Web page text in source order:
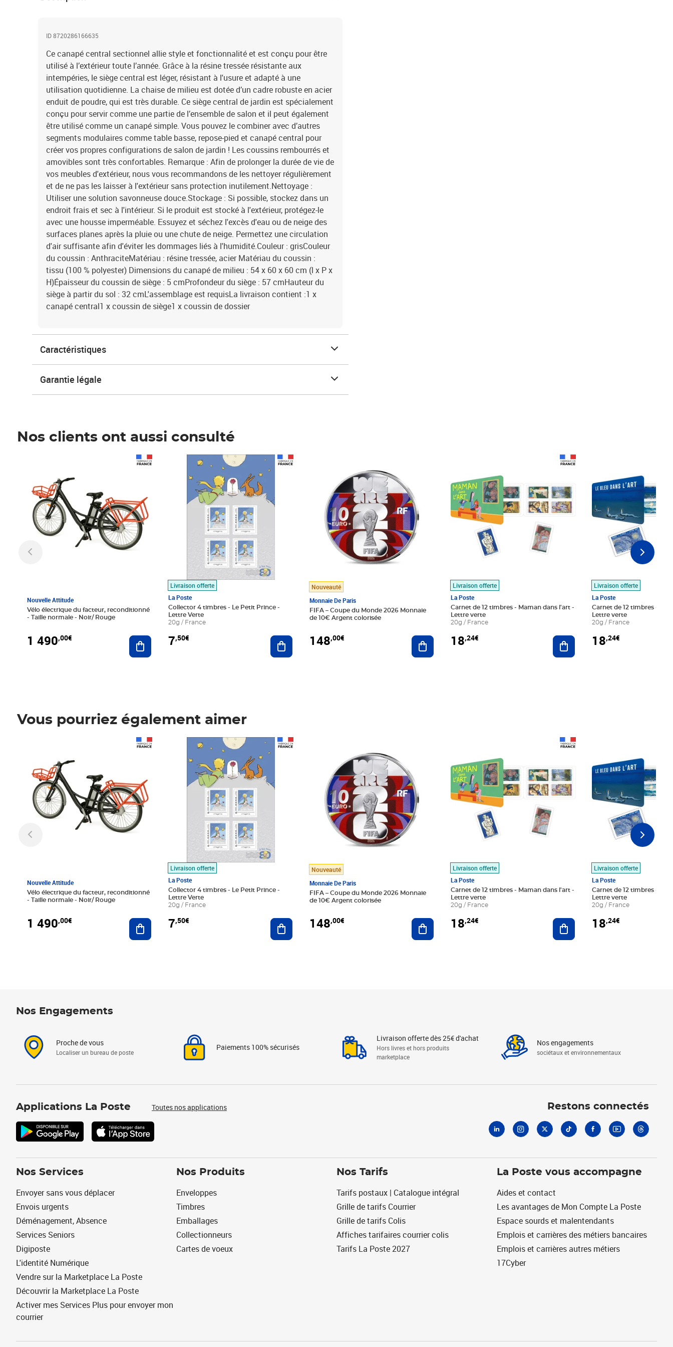
ID 8720286166635
Ce canapé central sectionnel allie style et fonctionnalité et est conçu pour être
utilisé à l’extérieur toute l’année. Grâce à la résine tressée résistante aux
intempéries, le siège central est léger, résistant à l'usure et adapté à une
utilisation quotidienne. La chaise de milieu est dotée d’un cadre robuste en acier
enduit de poudre, qui est très durable. Ce siège central de jardin est spécialement
conçu pour servir comme une partie de l’ensemble de salon et il peut également
être utilisé comme un canapé simple. Vous pouvez le combiner avec d’autres
segments modulaires comme table basse, repose-pied et canapé central pour
créer vos propres configurations de salon de jardin ! Les coussins rembourrés et
amovibles sont très confortables. Remarque : Afin de prolonger la durée de vie de
vos meubles d'extérieur, nous vous recommandons de les nettoyer régulièrement
et de ne pas les laisser à l'extérieur sans protection inutilement.Nettoyage :
Utiliser une solution savonneuse douce.Stockage : Si possible, stockez dans un
endroit frais et sec à l'intérieur. Si le produit est stocké à l'extérieur, protégez-le
avec une housse imperméable. Essuyez et séchez l'excès d'eau ou de neige des
surfaces planes après la pluie ou une chute de neige. Permettez une circulation
d'air suffisante afin d'éviter les dommages liés à l'humidité.Couleur : grisCouleur
du coussin : AnthraciteMatériau : résine tressée, acier Matériau du coussin :
tissu (100 % polyester) Dimensions du canapé de milieu : 54 x 60 x 60 cm (l x P x
H)Épaisseur du coussin de siège : 5 cmProfondeur du siège : 57 cmHauteur du
siège à partir du sol : 32 cmL'assemblage est requisLa livraison contient :1 x
canapé central1 x coussin de siège1 x coussin de dossier
Caractéristiques
Garantie légale
Nos clients ont aussi consulté
Nouvelle Attitude
Vélo électrique du facteur, reconditionné
- Taille normale - Noir/ Rouge
1 490,00€ Ajouter au panier
Livraison offerte
La Poste
Collector 4 timbres - Le Petit Prince -
Lettre Verte
20g / France
7,50€
Prix 7,50€
Ajouter au panier
Nouveauté
Monnaie De Paris
FIFA – Coupe du Monde 2026 Monnaie
de 10€ Argent colorisée
148,00€ Ajouter au panier
Livraison offerte
La Poste
Carnet de 12 timbres - Maman dans l'art -
Lettre verte
20g / France
18,24€ Ajouter au panier
Livraison offerte
La Poste
Carnet de 12 timbres - Le
Lettre verte
20g / France
18,24€
Vous pourriez également aimer
Nouvelle Attitude
Vélo électrique du facteur, reconditionné
- Taille normale - Noir/ Rouge
1 490,00€ Ajouter au panier
Livraison offerte
La Poste
Collector 4 timbres - Le Petit Prince -
Lettre Verte
20g / France
7,50€
Prix 7,50€
Ajouter au panier
Nouveauté
Monnaie De Paris
FIFA – Coupe du Monde 2026 Monnaie
de 10€ Argent colorisée
148,00€ Ajouter au panier
Livraison offerte
La Poste
Carnet de 12 timbres - Maman dans l'art -
Lettre verte
20g / France
18,24€ Ajouter au panier
Livraison offerte
La Poste
Carnet de 12 timbres - Le
Lettre verte
20g / France
18,24€
Nos Engagements
Proche de vous
Localiser un bureau de poste
Paiements 100% sécurisés
Livraison offerte dès 25€ d'achat
Hors livres et hors produits
marketplace
Nos engagements
sociétaux et environnementaux
Applications La Poste Toutes nos applications Restons connectés
Nos Services
Envoyer sans vous déplacer
Envois urgents
Déménagement, Absence
Services Seniors
Digiposte
L'identité Numérique
Vendre sur la Marketplace La Poste
Découvrir la Marketplace La Poste
Activer mes Services Plus pour envoyer mon
courrier
Nos Produits
Enveloppes
Timbres
Emballages
Collectionneurs
Cartes de voeux
Nos Tarifs
Tarifs postaux | Catalogue intégral
Grille de tarifs Courrier
Grille de tarifs Colis
Affiches tarifaires courrier colis
Tarifs La Poste 2027
La Poste vous accompagne
Aides et contact
Les avantages de Mon Compte La Poste
Espace sourds et malentendants
Emplois et carrières des métiers bancaires
Emplois et carrières autres métiers
17Cyber